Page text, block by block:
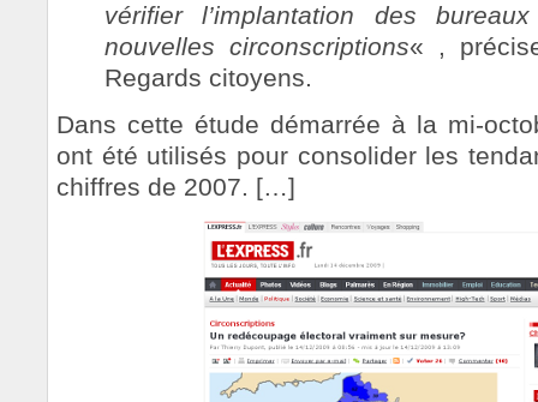
vérifier l’implantation des
nouvelles circonscriptions« ,
Regards citoyens.
Dans cette étude démarrée à la mi-
ont été utilisés pour consolider les
chiffres de 2007. […]